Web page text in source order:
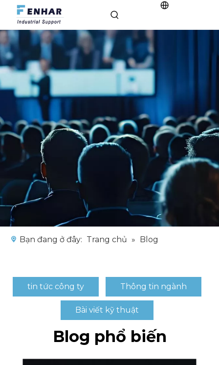
Bạn đang ở đây: Trang chủ » Blog
tin tức công ty Thông tin ngành
Bài viết kỹ thuật
Blog phổ biến